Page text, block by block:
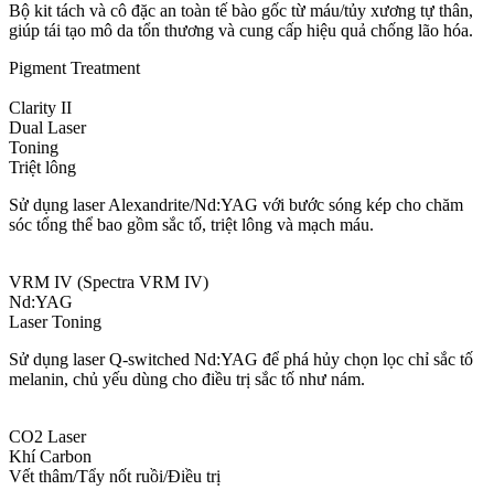
Bộ kit tách và cô đặc an toàn tế bào gốc từ máu/tủy xương tự thân,
giúp tái tạo mô da tổn thương và cung cấp hiệu quả chống lão hóa.
Pigment Treatment
Clarity II
Dual Laser
Toning
Triệt lông
Sử dụng laser Alexandrite/Nd:YAG với bước sóng kép cho chăm
sóc tổng thể bao gồm sắc tố, triệt lông và mạch máu.
VRM IV (Spectra VRM IV)
Nd:YAG
Laser Toning
Sử dụng laser Q-switched Nd:YAG để phá hủy chọn lọc chỉ sắc tố
melanin, chủ yếu dùng cho điều trị sắc tố như nám.
CO2 Laser
Khí Carbon
Vết thâm/Tẩy nốt ruồi/Điều trị